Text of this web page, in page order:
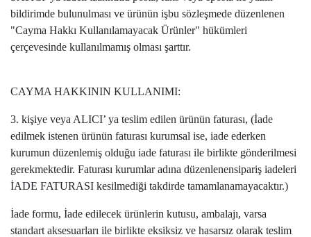
bildirimde bulunulması ve ürünün işbu sözleşmede düzenlenen
"Cayma Hakkı Kullanılamayacak Ürünler" hükümleri
çerçevesinde kullanılmamış olması şarttır.
CAYMA HAKKININ KULLANIMI:
3. kişiye veya ALICI’ ya teslim edilen ürünün faturası, (İade
edilmek istenen ürünün faturası kurumsal ise, iade ederken
kurumun düzenlemiş olduğu iade faturası ile birlikte gönderilmesi
gerekmektedir. Faturası kurumlar adına düzenlenensipariş iadeleri
İADE FATURASI kesilmediği takdirde tamamlanamayacaktır.)
İade formu, İade edilecek ürünlerin kutusu, ambalajı, varsa
standart aksesuarları ile birlikte eksiksiz ve hasarsız olarak teslim